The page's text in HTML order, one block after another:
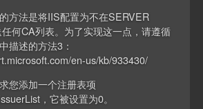
方法是将IIS配置为不在SERVER
何CA列表。为了实现这一点，请遵循
描述的方法3：
en-us/kb/933430/
您添加一个注册表项
，它被设置为0。